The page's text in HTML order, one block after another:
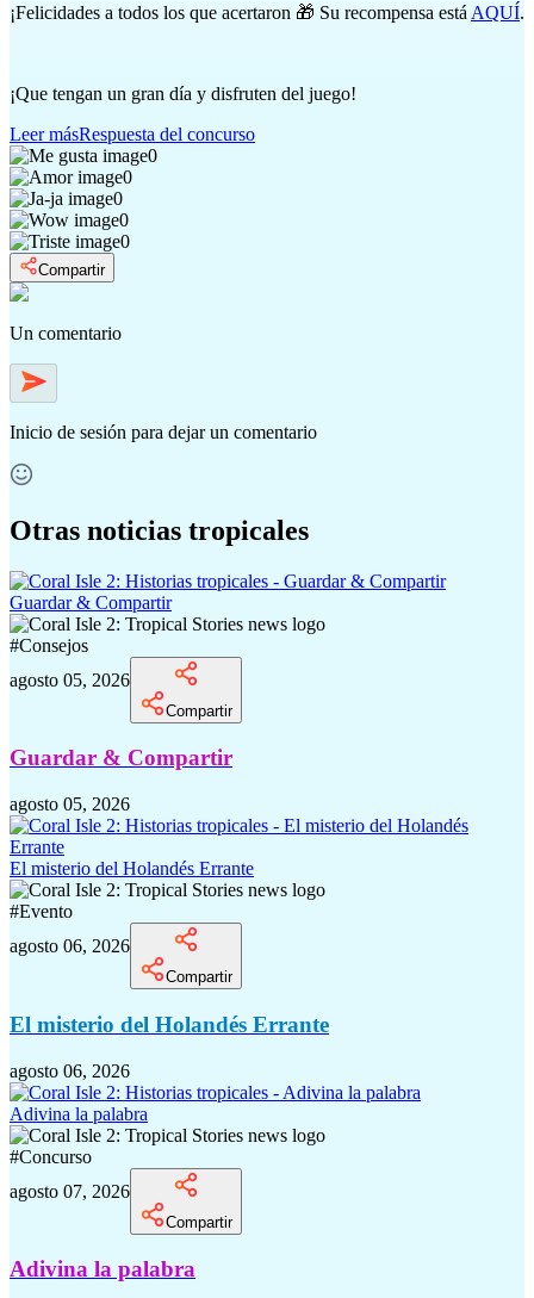
¡Felicidades a todos los que acertaron 🎁 Su recompensa está AQUÍ.
¡Que tengan un gran día y disfruten del juego!
Leer másRespuesta del concurso
0
0
0
0
0
Compartir
Un comentario
Inicio de sesión para dejar un comentario
Otras noticias tropicales
Guardar & Compartir
#Consejos
agosto 05, 2026
Compartir
Guardar & Compartir
agosto 05, 2026
El misterio del Holandés Errante
#Evento
agosto 06, 2026
Compartir
El misterio del Holandés Errante
agosto 06, 2026
Adivina la palabra
#Concurso
agosto 07, 2026
Compartir
Adivina la palabra